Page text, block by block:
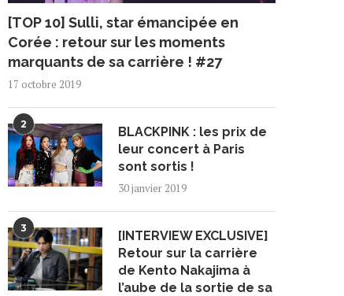
[TOP 10] Sulli, star émancipée en
Corée : retour sur les moments
marquants de sa carrière ! #27
17 octobre 2019
2
BLACKPINK : les prix de
leur concert à Paris
sont sortis !
30 janvier 2019
3
[INTERVIEW EXCLUSIVE]
Retour sur la carrière
de Kento Nakajima à
l’aube de la sortie de sa